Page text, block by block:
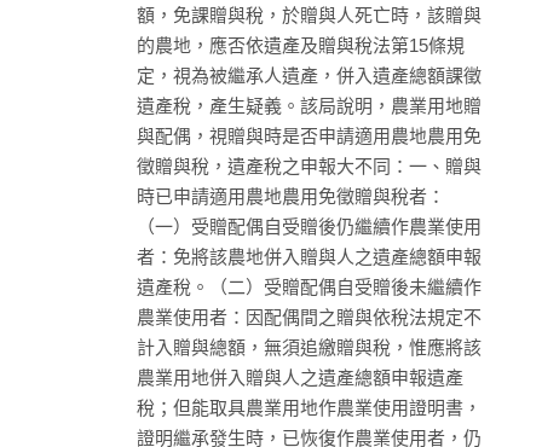
額，免課贈與稅，於贈與人死亡時，該贈與
的農地，應否依遺產及贈與稅法第15條規
定，視為被繼承人遺產，併入遺產總額課徵
遺產稅，產生疑義。該局說明，農業用地贈
與配偶，視贈與時是否申請適用農地農用免
徵贈與稅，遺產稅之申報大不同：一、贈與
時已申請適用農地農用免徵贈與稅者：
（一）受贈配偶自受贈後仍繼續作農業使用
者：免將該農地併入贈與人之遺產總額申報
遺產稅。（二）受贈配偶自受贈後未繼續作
農業使用者：因配偶間之贈與依稅法規定不
計入贈與總額，無須追繳贈與稅，惟應將該
農業用地併入贈與人之遺產總額申報遺產
稅；但能取具農業用地作農業使用證明書，
證明繼承發生時，已恢復作農業使用者，仍